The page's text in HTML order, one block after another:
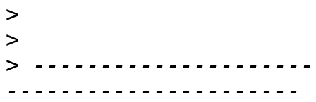
>
>
>